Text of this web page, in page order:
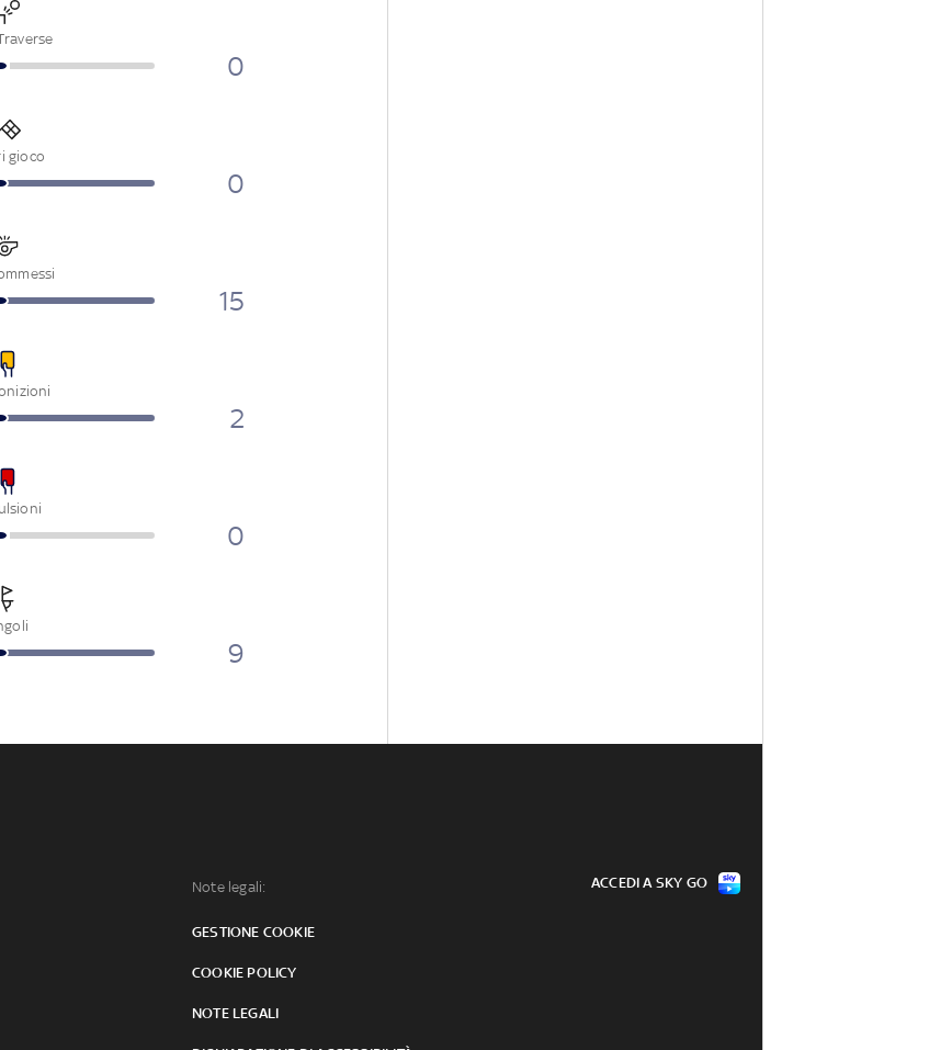
0
gioco
0
15
2
0
9
Note legali:
GESTIONE COOKIE
COOKIE POLICY
NOTE LEGALI
ACCEDI A SKY GO